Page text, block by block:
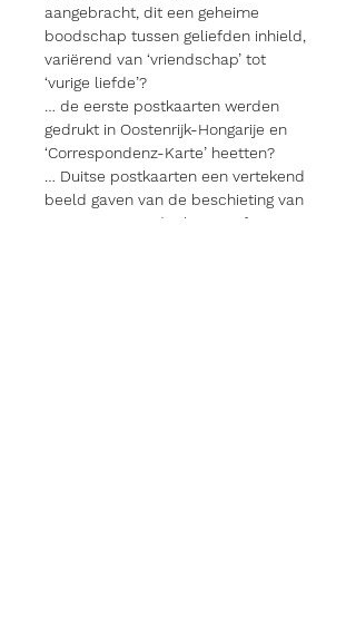
aangebracht, dit een geheime
boodschap tussen geliefden inhield,
variërend van ‘vriendschap’ tot
‘vurige liefde’?
… de eerste postkaarten werden
gedrukt in Oostenrijk-Hongarije en
‘Correspondenz-Karte’ heetten?
… Duitse postkaarten een vertekend
beeld gaven van de beschieting van
Antwerpen, omdat het een fraaier